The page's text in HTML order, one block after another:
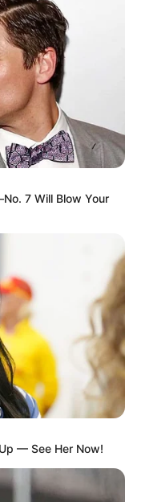
ป๊ะทุกมุมดูดี
ม
นสำเร็จ
ม
7 Will Blow Your
— See Her Now!